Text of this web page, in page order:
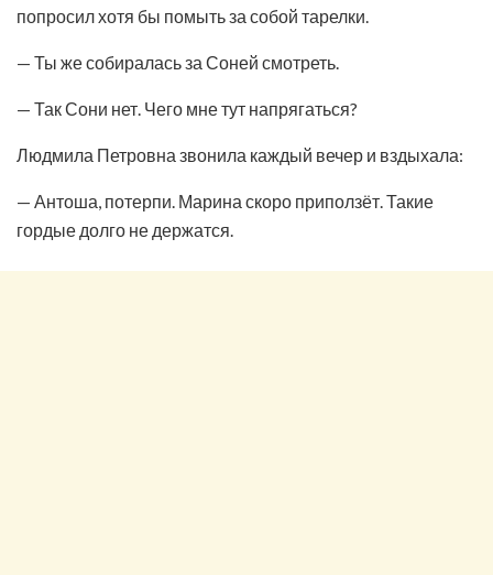
попросил хотя бы помыть за собой тарелки.
— Ты же собиралась за Соней смотреть.
— Так Сони нет. Чего мне тут напрягаться?
Людмила Петровна звонила каждый вечер и вздыхала:
— Антоша, потерпи. Марина скоро приползёт. Такие
гордые долго не держатся.